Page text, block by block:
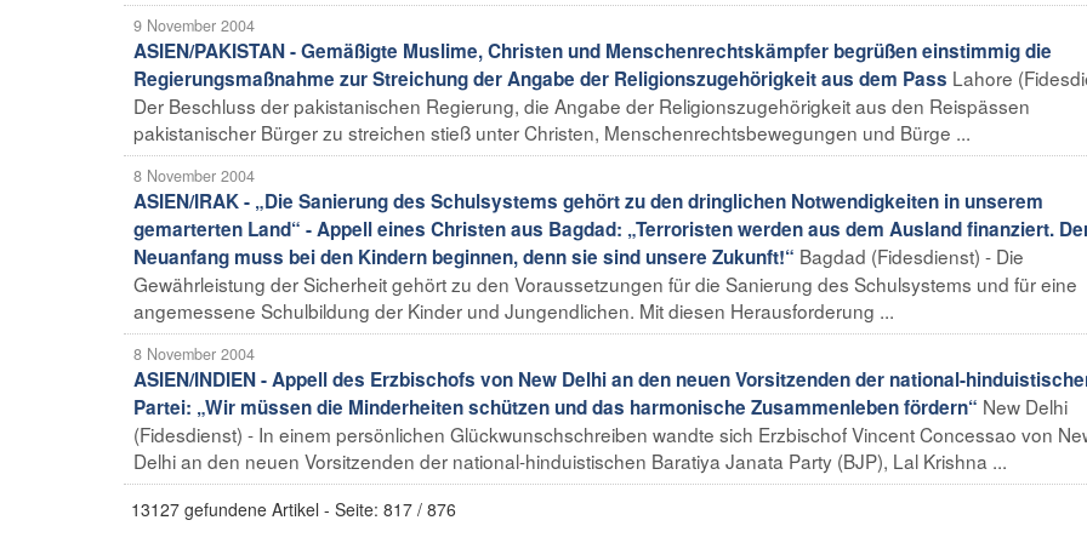
9 November 2004
ASIEN/PAKISTAN - Gemäßigte Muslime, Christen und Menschenrechtskämpfer begrüßen einstimmig die
Regierungsmaßnahme zur Streichung der Angabe der Religionszugehörigkeit aus dem Pass Lahore
Der Beschluss der pakistanischen Regierung, die Angabe der Religionszugehörigkeit aus den Reispässen
pakistanischer Bürger zu streichen stieß unter Christen, Menschenrechtsbewegungen und Bürge ...
8 November 2004
ASIEN/IRAK - „Die Sanierung des Schulsystems gehört zu den dringlichen Notwendigkeiten in unserem
gemarterten Land“ - Appell eines Christen aus Bagdad: „Terroristen werden aus dem Ausland finanziert.
Neuanfang muss bei den Kindern beginnen, denn sie sind unsere Zukunft!“ Bagdad (Fidesdienst) - Die
Gewährleistung der Sicherheit gehört zu den Voraussetzungen für die Sanierung des Schulsystems und für eine
angemessene Schulbildung der Kinder und Jungendlichen. Mit diesen Herausforderung ...
8 November 2004
ASIEN/INDIEN - Appell des Erzbischofs von New Delhi an den neuen Vorsitzenden der national-
Partei: „Wir müssen die Minderheiten schützen und das harmonische Zusammenleben fördern“ New Delhi
(Fidesdienst) - In einem persönlichen Glückwunschschreiben wandte sich Erzbischof Vincent Concessao von
Delhi an den neuen Vorsitzenden der national-hinduistischen Baratiya Janata Party (BJP), Lal Krishna ...
13127 gefundene Artikel - Seite: 817 / 876